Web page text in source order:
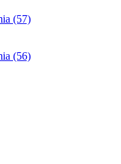
(57)
(56)